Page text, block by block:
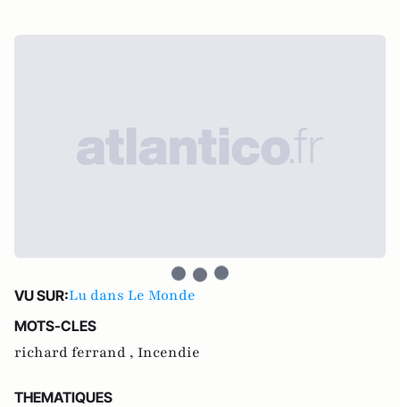
VU SUR:Lu dans Le Monde
MOTS-CLES
richard ferrand , Incendie
THEMATIQUES